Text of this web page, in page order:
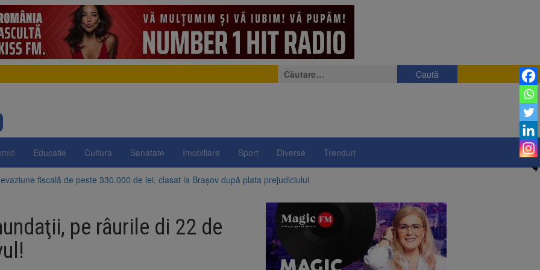
Caută
după:
Educatie Cultura Sanatate Imobiliare Sport Diverse Trenduri
fiscală de peste 330.000 de lei, clasat la Brașov după plata prejudiciului
Brașov amenință cu sistarea plăților către Brai-Cata și Comprest. Motivul: platforme de gunoi
de lângă Piața Star din Brașov au fost demolate
de pe Tâmpa intră în renovare. Contract de peste 1 milion de lei și termen de trei
pe râurile di 22 de